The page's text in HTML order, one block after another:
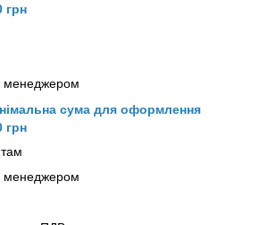
грн
менеджером
сума для оформлення
грн
менеджером